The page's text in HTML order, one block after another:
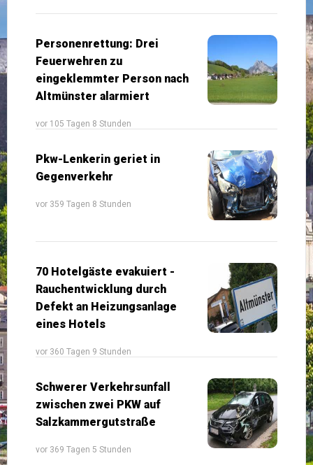
Personenrettung: Drei
Feuerwehren zu
eingeklemmter Person nach
Altmünster alarmiert
vor 105 Tagen 8 Stunden
Pkw-Lenkerin geriet in
Gegenverkehr
vor 359 Tagen 8 Stunden
70 Hotelgäste evakuiert -
Rauchentwicklung durch
Defekt an Heizungsanlage
eines Hotels
vor 360 Tagen 9 Stunden
Schwerer Verkehrsunfall
zwischen zwei PKW auf
Salzkammergutstraße
vor 369 Tagen 5 Stunden